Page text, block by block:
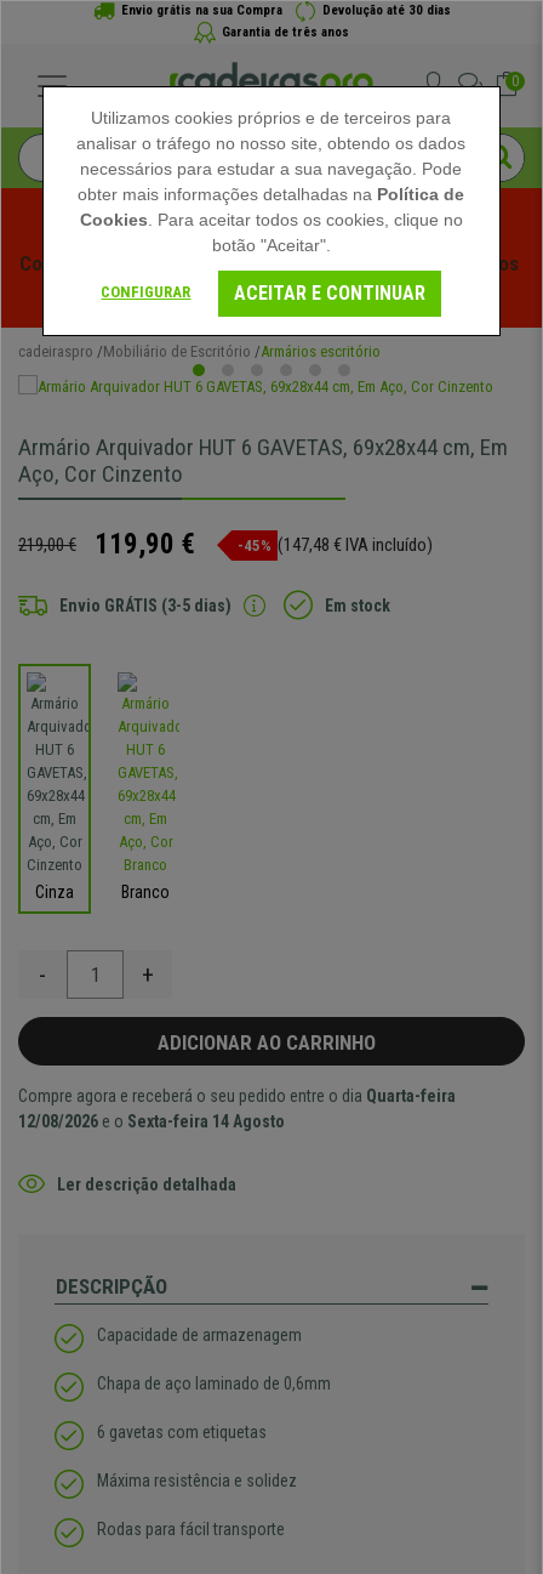
Envio grátis na sua Compra
Devolução até 30 dias
Garantia de três anos
0
Começam os Saldos de Verão em Cadeiraspro! Descontos
Exclusivos por Tempo Limitado - Ver Promoção
cadeiraspro Mobiliário de Escritório Armários escritório
Armário Arquivador HUT 6 GAVETAS, 69x28x44 cm, Em
Aço, Cor Cinzento
219,00 € 119,90 € -45% (147,48 € IVA incluído)
Envio GRÁTIS (3-5 dias) Em stock
Cinza Branco
- +
ADICIONAR AO CARRINHO
Compre agora e receberá o seu pedido entre o dia Quarta-feira
12/08/2026 e o Sexta-feira 14 Agosto
Ler descrição detalhada
DESCRIPÇÃO
Capacidade de armazenagem
Chapa de aço laminado de 0,6mm
6 gavetas com etiquetas
Máxima resistência e solidez
Rodas para fácil transporte
Utilizamos cookies próprios e de terceiros para
analisar o tráfego no nosso site, obtendo os dados
necessários para estudar a sua navegação. Pode
obter mais informações detalhadas na Política de
Cookies . Para aceitar todos os cookies, clique no
botão "Aceitar".
CONFIGURAR ACEITAR E CONTINUAR